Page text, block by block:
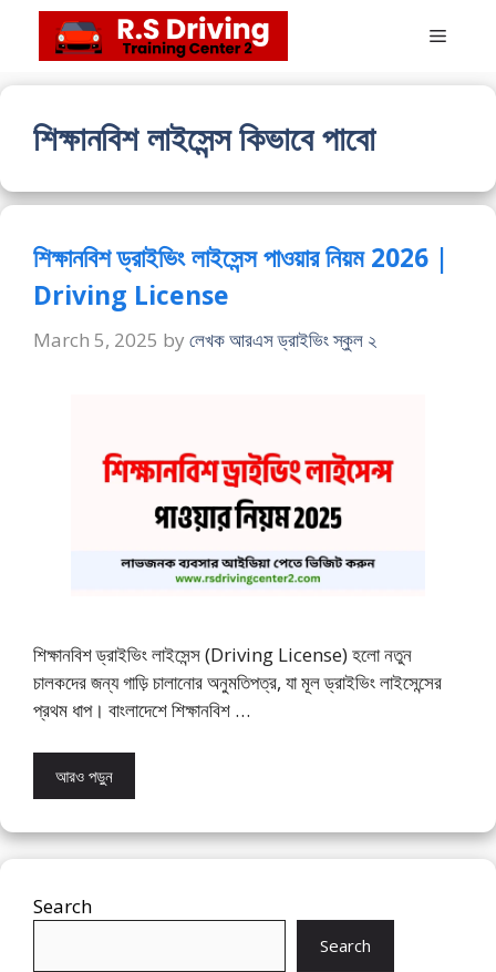
content
Menu
শিক্ষানবিশ লাইসেন্স কিভাবে পাবো
শিক্ষানবিশ ড্রাইভিং লাইসেন্স পাওয়ার নিয়ম 2026 |
Driving License
March 5, 2025 by লেখক আরএস ড্রাইভিং স্কুল ২
শিক্ষানবিশ ড্রাইভিং লাইসেন্স (Driving License) হলো নতুন
চালকদের জন্য গাড়ি চালানোর অনুমতিপত্র, যা মূল ড্রাইভিং লাইসেন্সের
প্রথম ধাপ। বাংলাদেশে শিক্ষানবিশ …
আরও পড়ুন
Search
Search